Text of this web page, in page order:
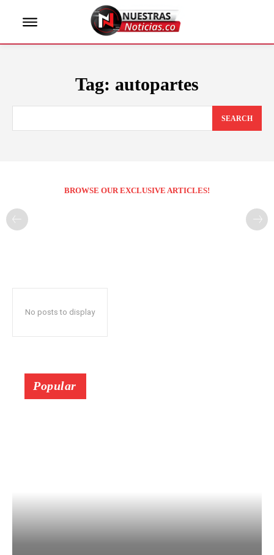
Tag: autopartes
SEARCH
BROWSE OUR EXCLUSIVE ARTICLES!
No posts to display
Popular